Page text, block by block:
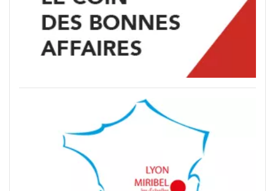
véritable billard tournoi et l'élégance d'une table à
manger d'exception. Cette sélection regroupe nos
modèles les plus aboutis, à partir de 4 200 euros,
dans des finitions et matériaux que l'on ne trouve
que dans le très haut de gamme — bois précieux,
main, accastillage chromé ou plaqué laiton,
plateaux-tables en marqueterie ou en cuir clouté.
Investir dans un billard convertible prestige, ce
n'est pas seulement acheter un meuble de jeu :
c'est faire entrer chez soi une pièce d'art mobilière
qui structure l'intérieur, devient le centre de